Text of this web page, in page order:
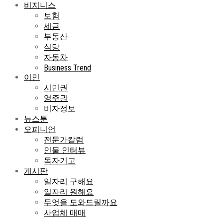
비지니스
보험
세금
부동산
식당
자동차
Business Trend
이민
시민권
영주권
비자정보
뉴스툰
오피니언
전문가칼럼
인물 인터뷰
독자기고
게시판
일자리 구해요
일자리 원해요
무엇을 도와드릴까요
사업체 매매